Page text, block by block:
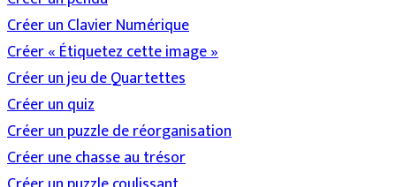
Créer un Clavier Numérique
Créer « Étiquetez cette image »
Créer un jeu de Quartettes
Créer un quiz
Créer un puzzle de réorganisation
Créer une chasse au trésor